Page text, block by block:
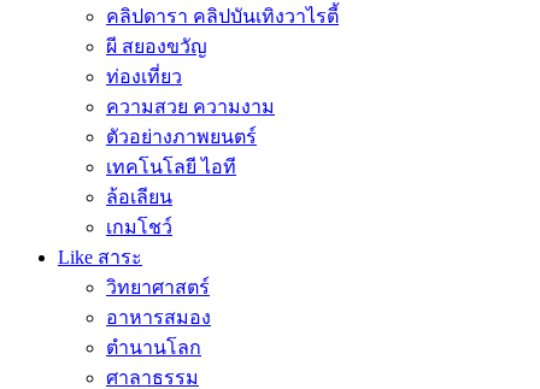
คลิปดารา คลิปบันเทิงวาไรตี้
ผี สยองขวัญ
ท่องเที่ยว
ความสวย ความงาม
ตัวอย่างภาพยนตร์
เทคโนโลยี ไอที
ล้อเลียน
เกมโชว์
Like สาระ
วิทยาศาสตร์
อาหารสมอง
ตำนานโลก
ศาลาธรรม